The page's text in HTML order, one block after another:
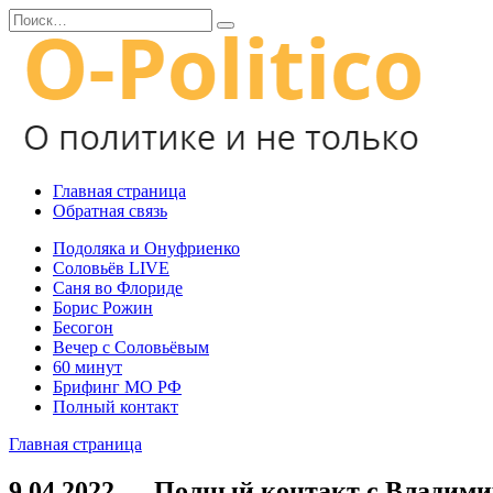
Перейти
к
содержанию
Search
for:
Главная страница
Обратная связь
Подоляка и Онуфриенко
Соловьёв LIVE
Саня во Флориде
Борис Рожин
Бесогон
Вечер с Соловьёвым
60 минут
Брифинг МО РФ
Полный контакт
Главная страница